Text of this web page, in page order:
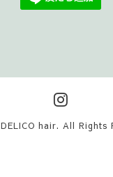
DELICO hair. All Rights